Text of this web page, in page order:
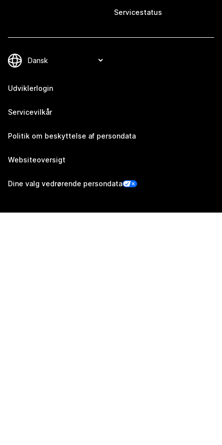
Servicestatus
Udviklerlogin
Servicevilkår
Politik om beskyttelse af persondata
Websiteoversigt
Dine valg vedrørende persondata